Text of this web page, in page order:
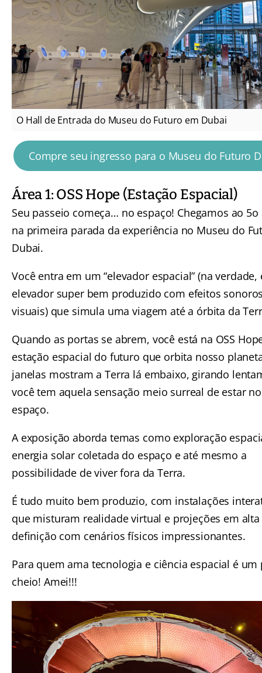
O Hall de Entrada do Museu do Futuro em Dubai
Compre seu ingresso para o Museu do Futuro
Área 1: OSS Hope (Estação Espacial)
Seu passeio começa… no espaço! Chegamos ao 5o
na primeira parada da experiência no Museu do
Dubai.
Você entra em um “elevador espacial” (na verdade,
elevador super bem produzido com efeitos
visuais) que simula uma viagem até a órbita da
Quando as portas se abrem, você está na OSS
estação espacial do futuro que orbita nosso
janelas mostram a Terra lá embaixo, girando
você tem aquela sensação meio surreal de estar no
espaço.
A exposição aborda temas como exploração
energia solar coletada do espaço e até mesmo a
possibilidade de viver fora da Terra.
É tudo muito bem produzio, com instalações
que misturam realidade virtual e projeções em alta
definição com cenários físicos impressionantes.
Para quem ama tecnologia e ciência espacial é um
cheio! Amei!!!